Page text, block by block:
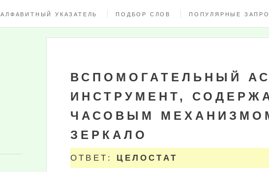
АЛФАВИТНЫЙ УКАЗАТЕЛЬ ПОДБОР СЛОВ ПОПУЛЯРНЫЕ
ВСПОМОГАТЕЛЬНЫЙ
ИНСТРУМЕНТ,
ЧАСОВЫМ
ЗЕРКАЛО
ОТВЕТ: ЦЕЛОСТАТ